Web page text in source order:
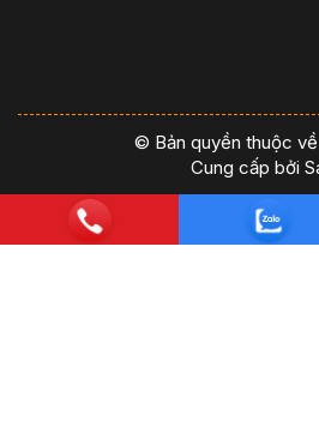
© Bản quyền thuộc
Cung cấp bởi